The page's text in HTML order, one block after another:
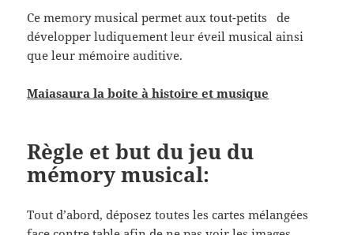
Ce memory musical permet aux tout-petits de
développer ludiquement leur éveil musical ainsi
que leur mémoire auditive.
Maiasaura la boite à histoire et musique
Règle et but du jeu du
mémory musical:
Tout d’abord, déposez toutes les cartes mélangées